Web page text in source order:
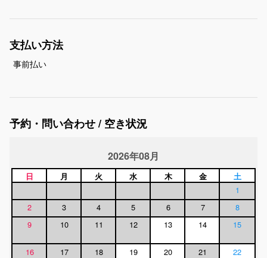
支払い方法
事前払い
予約・問い合わせ / 空き状況
2026年08月
日 月 火 水 木 金 土
1
2
3 4 5 6 7
8
9
10 11 12 13 14 15
16 17 18 19 20 21 22